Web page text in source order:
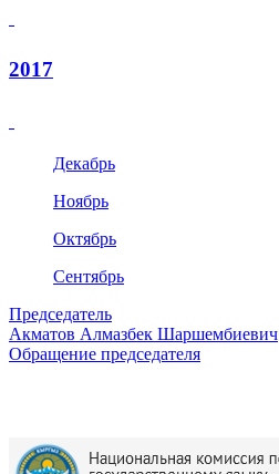
2017
Декабрь
Ноябрь
Октябрь
Сентябрь
Председатель
Акматов Алмазбек Шаршембиевич
Обращение председателя